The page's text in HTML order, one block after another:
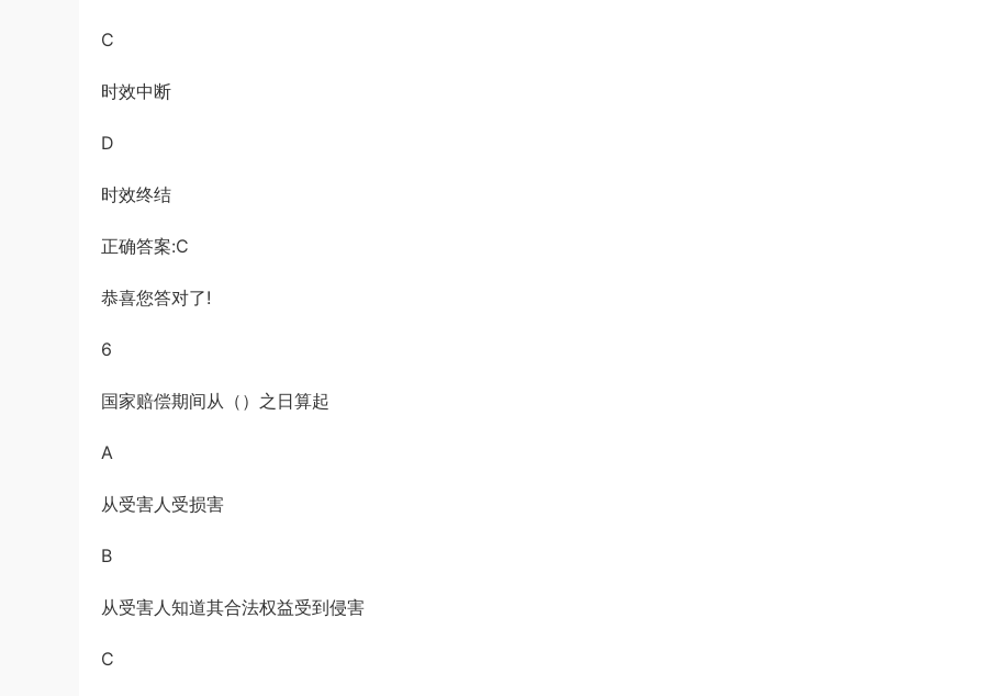
C
时效中断
D
时效终结
正确答案:C
恭喜您答对了!
6
国家赔偿期间从（）之日算起
A
从受害人受损害
B
从受害人知道其合法权益受到侵害
C